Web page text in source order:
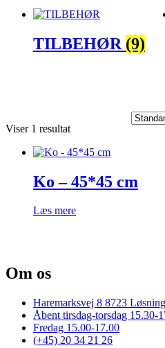
TILBEHØR (9)
Viser 1 resultat
Ko – 45*45 cm
Læs mere
Om os
Haremarksvej 8 8723 Løsning
Åbent tirsdag-torsdag 15.30-
Fredag 15.00-17.00
(+45) 20 34 21 26